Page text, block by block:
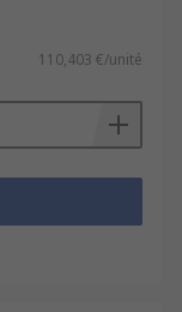
110,403 €/unité